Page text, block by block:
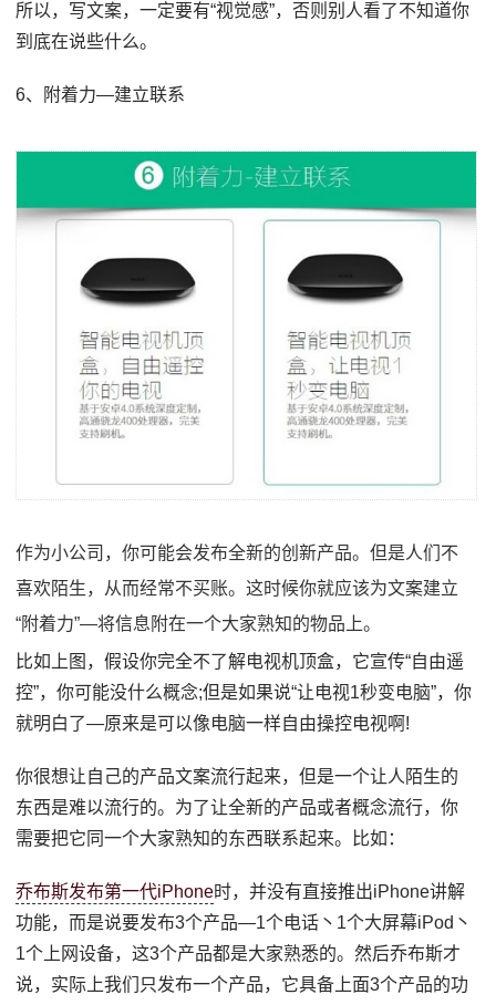
所以，写文案，一定要有“视觉感”，否则别人看了不知道你
到底在说些什么。
6、附着力—建立联系
作为小公司，你可能会发布全新的创新产品。但是人们不
喜欢陌生，从而经常不买账。这时候你就应该为文案建立
“附着力”—将信息附在一个大家熟知的物品上。
比如上图，假设你完全不了解电视机顶盒，它宣传“自由遥
控”，你可能没什么概念;但是如果说“让电视1秒变电脑”，你
就明白了—原来是可以像电脑一样自由操控电视啊!
你很想让自己的产品文案流行起来，但是一个让人陌生的
东西是难以流行的。为了让全新的产品或者概念流行，你
需要把它同一个大家熟知的东西联系起来。比如：
乔布斯发布第一代iPhone时，并没有直接推出iPhone讲解
功能，而是说要发布3个产品—1个电话丶1个大屏幕iPod丶
1个上网设备，这3个产品都是大家熟悉的。然后乔布斯才
说，实际上我们只发布一个产品，它具备上面3个产品的功